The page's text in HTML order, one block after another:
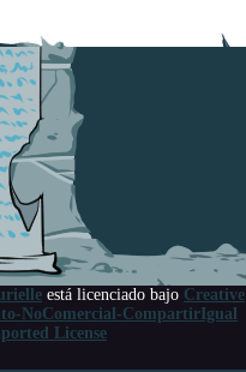
está licenciado bajo Creative
NoComercial-CompartirIgual
License